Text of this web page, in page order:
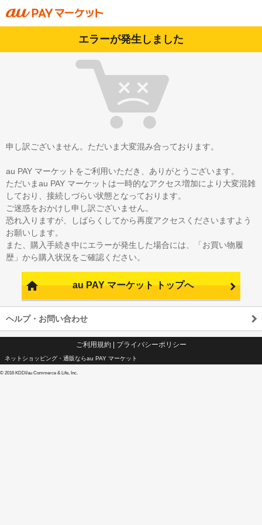
エラーが発生しました
申し訳ございません。ただいま大変混み合っております。
au PAY マーケットをご利用いただき、ありがとうございます。
ただいまau PAY マーケットは一時的なアクセス増加により大変混雑
しており、接続しづらい状態となっております。
ご迷惑をおかけし申し訳ございません。
恐れ入りますが、しばらくしてから再度アクセスくださいますよう
お願いします。
また、購入手続き中にエラーが発生した場合には、「お買い物履
歴」から購入状況をご確認ください。
au PAY マーケット トップへ
ヘルプ・お問い合わせ
ご利用規約| プライバシーポリシー
ネットショッピング・通販ならau PAY マーケット
© 2016 KDDI/au Commerce & Life, Inc.